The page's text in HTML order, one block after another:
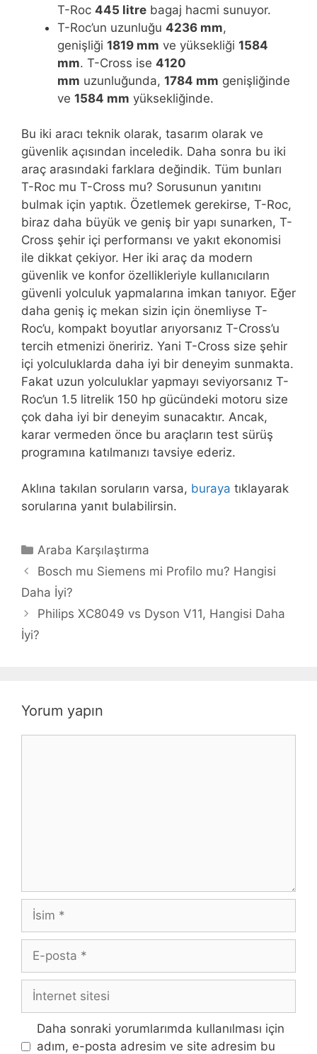
T-Roc 445 litre bagaj hacmi sunuyor.
T-Roc’un uzunluğu 4236 mm,
genişliği 1819 mm ve yüksekliği 1584
mm. T-Cross ise 4120
mm uzunluğunda, 1784 mm genişliğinde
ve 1584 mm yüksekliğinde.
Bu iki aracı teknik olarak, tasarım olarak ve
güvenlik açısından inceledik. Daha sonra bu iki
araç arasındaki farklara değindik. Tüm bunları
T-Roc mu T-Cross mu? Sorusunun yanıtını
bulmak için yaptık. Özetlemek gerekirse, T-Roc,
biraz daha büyük ve geniş bir yapı sunarken, T-
Cross şehir içi performansı ve yakıt ekonomisi
ile dikkat çekiyor. Her iki araç da modern
güvenlik ve konfor özellikleriyle kullanıcıların
güvenli yolculuk yapmalarına imkan tanıyor. Eğer
daha geniş iç mekan sizin için önemliyse T-
Roc’u, kompakt boyutlar arıyorsanız T-Cross’u
tercih etmenizi öneririz. Yani T-Cross size şehir
içi yolculuklarda daha iyi bir deneyim sunmakta.
Fakat uzun yolculuklar yapmayı seviyorsanız T-
Roc’un 1.5 litrelik 150 hp gücündeki motoru size
çok daha iyi bir deneyim sunacaktır. Ancak,
karar vermeden önce bu araçların test sürüş
programına katılmanızı tavsiye ederiz.
Aklına takılan soruların varsa, buraya tıklayarak
sorularına yanıt bulabilirsin.
Kategoriler
Araba Karşılaştırma
Bosch mu Siemens mi Profilo mu? Hangisi
Daha İyi?
Philips XC8049 vs Dyson V11, Hangisi Daha
İyi?
Yorum yapın
İsim
posta
İnternet
sitesi
Daha sonraki yorumlarımda kullanılması için
adım, e-posta adresim ve site adresim bu